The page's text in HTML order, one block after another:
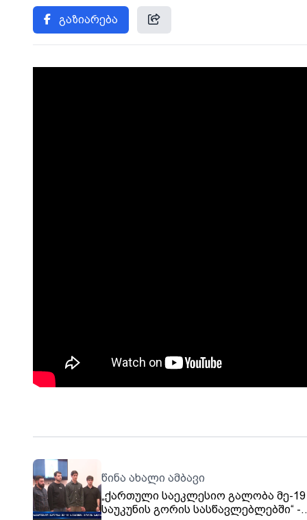
გაზიარება
წინა ახალი ამბავი
„ქართული საეკლესიო გალობა მე-19
საუკუნის გორის სასწავლებლებში“ -